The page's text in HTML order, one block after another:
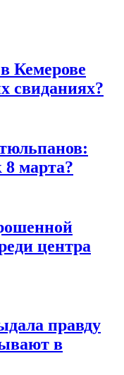
Кемерове
свиданиях?
марта?
центра
правду
в